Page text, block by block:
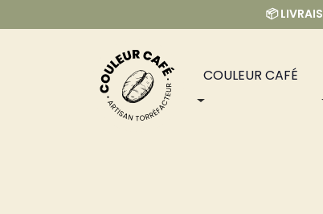
📦
COULEUR CAFÉ